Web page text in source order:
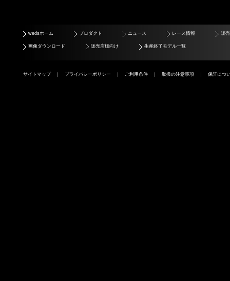
wedsホーム プロダクト ニュース レース情報 販
画像ダウンロード 販売店様向け 生産終了モデル一覧
サイトマップ｜ プライバシーポリシー ｜ ご利用条件 ｜ 取扱の注意事項 ｜ 保証につ